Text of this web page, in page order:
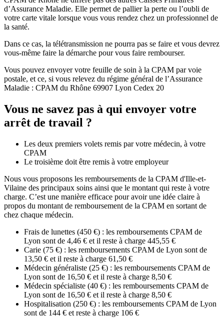
d’Assurance Maladie. Elle permet de pallier la perte ou l’oubli de
votre carte vitale lorsque vous vous rendez chez un professionnel de
la santé.
Dans ce cas, la télétransmission ne pourra pas se faire et vous devrez
vous-même faire la démarche pour vous faire rembourser.
Vous pouvez envoyer votre feuille de soin à la CPAM par voie
postale, et ce, si vous relevez du régime général de l’Assurance
Maladie : CPAM du Rhône 69907 Lyon Cedex 20
Vous ne savez pas à qui envoyer votre
arrêt de travail ?
Les deux premiers volets remis par votre médecin, à votre
CPAM
Le troisième doit être remis à votre employeur
Nous vous proposons les remboursements de la CPAM d'Ille-et-
Vilaine des principaux soins ainsi que le montant qui reste à votre
charge. C’est une manière efficace pour avoir une idée claire à
propos du montant de remboursement de la CPAM en sortant de
chez chaque médecin.
Frais de lunettes (450 €) : les remboursements CPAM de
Lyon sont de 4,46 € et il reste à charge 445,55 €
Carie (75 €) : les remboursements CPAM de Lyon sont de
13,50 € et il reste à charge 61,50 €
Médecin généraliste (25 €) : les remboursements CPAM de
Lyon sont de 16,50 € et il reste à charge 8,50 €
Médecin spécialiste (40 €) : les remboursements CPAM de
Lyon sont de 16,50 € et il reste à charge 8,50 €
Hospitalisation (250 €) : les remboursements CPAM de Lyon
sont de 144 € et reste à charge 106 €